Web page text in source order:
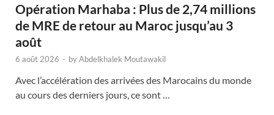
Opération Marhaba : Plus de 2,74 millions
de MRE de retour au Maroc jusqu’au 3
août
6 août 2026 - byAbdelkhalek Moutawakil
Avec l’accélération des arrivées des Marocains du monde
au cours des derniers jours, ce sont …